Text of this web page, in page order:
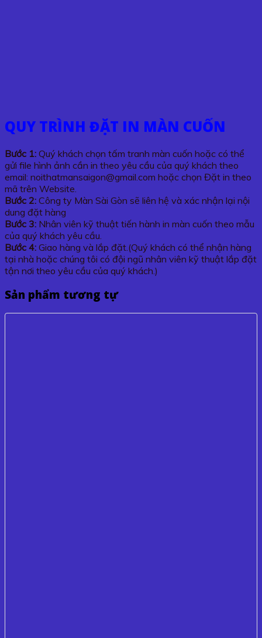
QUY TRÌNH ĐẶT IN MÀN CUỐN
Bước 1: Quý khách chọn tấm tranh màn cuốn hoặc có thể
gửi file hình ảnh cần in theo yêu cầu của quý khách theo
email: noithatmansaigon@gmail.com hoặc chọn Đặt in theo
mã trên Website.
Bước 2: Công ty Màn Sài Gòn sẽ liên hệ và xác nhận lại nội
dung đặt hàng
Bước 3: Nhân viên kỹ thuật tiến hành in màn cuốn theo mẫu
của quý khách yêu cầu.
Bước 4: Giao hàng và lắp đặt.(Quý khách có thể nhận hàng
tại nhà hoặc chúng tôi có đội ngũ nhân viên kỹ thuật lắp đặt
tận nơi theo yêu cầu của quý khách.)
Sản phẩm tương tự